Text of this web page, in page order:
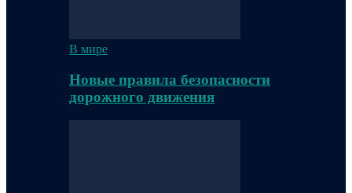
В мире
Новые правила безопасности
дорожного движения